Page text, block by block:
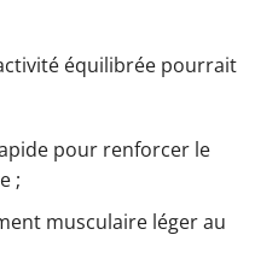
équilibrée pourrait
pour renforcer le
;
musculaire léger au